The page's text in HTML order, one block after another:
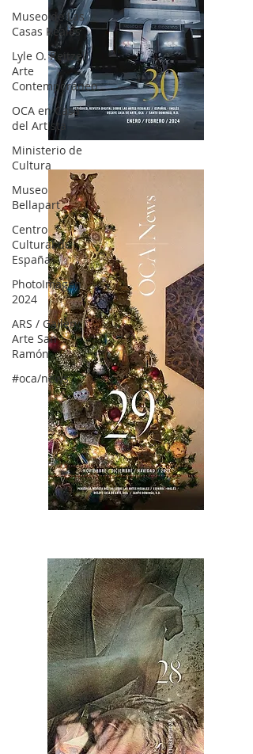
Museo de Las
Casas Reales
Lyle O. Reitzel
Arte
Contemporáneo
OCA en Casa
del Artista
Ministerio de
Cultura
Museo
Bellapart
Centro
Cultural de
España
PhotoImagen
2024
ARS / Gallery,
Arte San
Ramón
#oca/news
OCA|News 30 /Enero-Febrero / 2024